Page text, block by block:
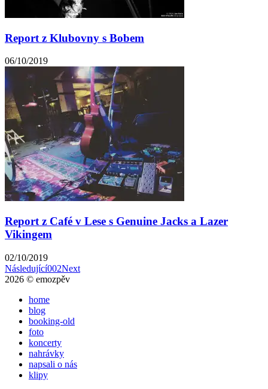
Report z Klubovny s Bobem
06/10/2019
Report z Café v Lese s Genuine Jacks a Lazer
Vikingem
02/10/2019
Následující002Next
2026 © emozpěv
home
blog
booking-old
foto
koncerty
nahrávky
napsali o nás
klipy